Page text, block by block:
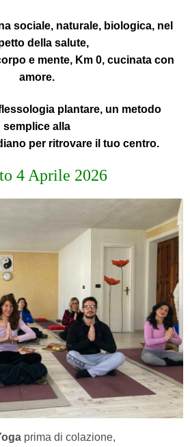
sociale, naturale, biologica, nel
della salute,
e mente, Km 0, cucinata con
amore.
plantare, un metodo
semplice alla
per ritrovare il tuo centro.
4 Aprile 2026
prima di colazione,